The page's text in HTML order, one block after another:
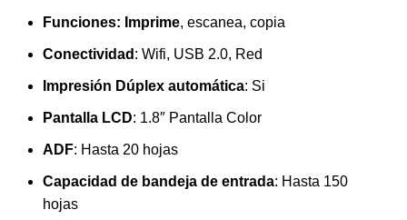
Funciones: Imprime, escanea, copia
Conectividad : Wifi, USB 2.0, Red
Impresión Dúplex automática: Si
Pantalla LCD: 1.8″ Pantalla Color
ADF: Hasta 20 hojas
Capacidad de bandeja de entrada: Hasta 150
hojas